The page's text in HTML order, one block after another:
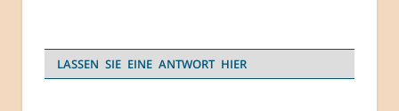
LASSEN SIE EINE ANTWORT HIER